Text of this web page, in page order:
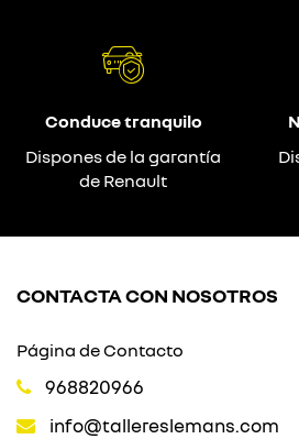
Conduce tranquilo
Dispones de la garantía
de Renault
CONTACTA CON NOSOTROS
Página de Contacto
968820966
info@tallereslemans.com